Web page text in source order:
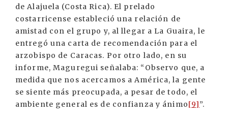
de Alajuela (Costa Rica). El prelado
costarricense estableció una relación de
amistad con el grupo y, al llegar a La Guaira, le
entregó una carta de recomendación para el
arzobispo de Caracas. Por otro lado, en su
informe, Maguregui señalaba: “Observo que, a
medida que nos acercamos a América, la gente
se siente más preocupada, a pesar de todo, el
ambiente general es de confianza y ánimo[9]”.